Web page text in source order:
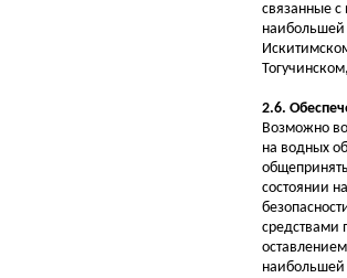
связанные
наибольшей
2.6.
Возможно
на водных
состоянии
средствами
наибольшей